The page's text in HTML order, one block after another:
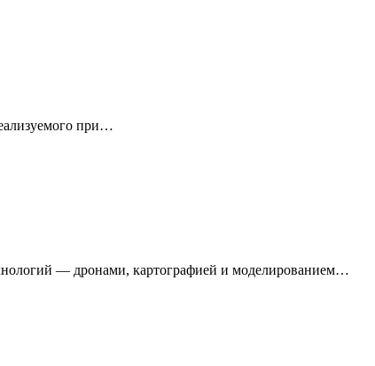
при…
— дронами, картографией и моделированием…